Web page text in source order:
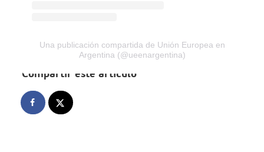
Una publicación compartida de Unión Europea en
Argentina (@ueenargentina)
Compartir este artículo